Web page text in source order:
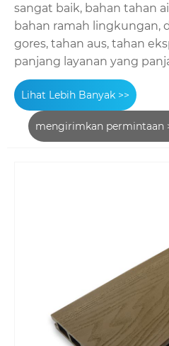
sangat baik, bahan tahan
bahan ramah lingkungan,
gores, tahan aus, tahan
panjang layanan yang
Lihat Lebih Banyak >>
mengirimkan permintaan